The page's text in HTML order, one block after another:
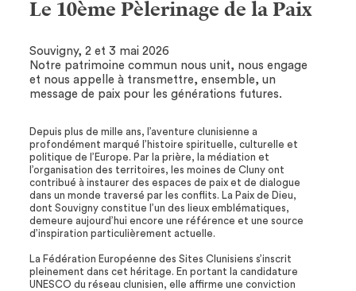
Le 10ème Pèlerinage de la Paix
Souvigny, 2 et 3 mai 2026
Notre patrimoine commun nous unit, nous engage
et nous appelle à transmettre, ensemble, un
message de paix pour les générations futures.
Depuis plus de mille ans, l’aventure clunisienne a
profondément marqué l’histoire spirituelle, culturelle et
politique de l’Europe. Par la prière, la médiation et
l’organisation des territoires, les moines de Cluny ont
contribué à instaurer des espaces de paix et de dialogue
dans un monde traversé par les conflits. La Paix de Dieu,
dont Souvigny constitue l’un des lieux emblématiques,
demeure aujourd’hui encore une référence et une source
d’inspiration particulièrement actuelle.
La Fédération Européenne des Sites Clunisiens s’inscrit
pleinement dans cet héritage. En portant la candidature
UNESCO du réseau clunisien, elle affirme une conviction